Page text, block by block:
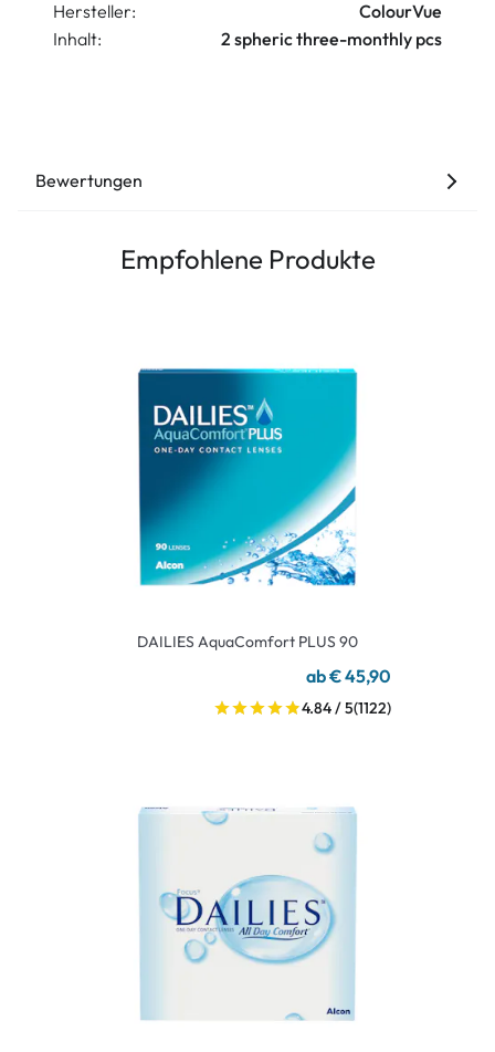
Hersteller:
ColourVue
Inhalt:
2 spheric three-monthly pcs
Bewertungen
Empfohlene Produkte
DAILIES AquaComfort PLUS 90
ab € 45,90
4.84 / 5(1122)